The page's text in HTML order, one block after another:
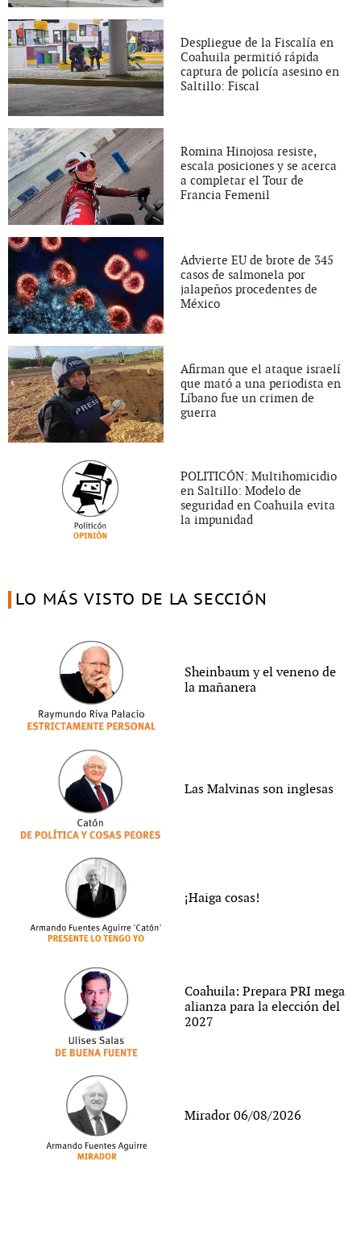
Despliegue de la Fiscalía en
Coahuila permitió rápida
captura de policía asesino en
Saltillo: Fiscal
Romina Hinojosa resiste,
escala posiciones y se acerca
a completar el Tour de
Francia Femenil
Advierte EU de brote de 345
casos de salmonela por
jalapeños procedentes de
México
Afirman que el ataque israelí
que mató a una periodista en
Líbano fue un crimen de
guerra
POLITICÓN: Multihomicidio
en Saltillo: Modelo de
seguridad en Coahuila evita
la impunidad
LO MÁS VISTO DE LA SECCIÓN
Sheinbaum y el veneno de
la mañanera
Las Malvinas son inglesas
¡Haiga cosas!
Coahuila: Prepara PRI mega
alianza para la elección del
2027
Mirador 06/08/2026